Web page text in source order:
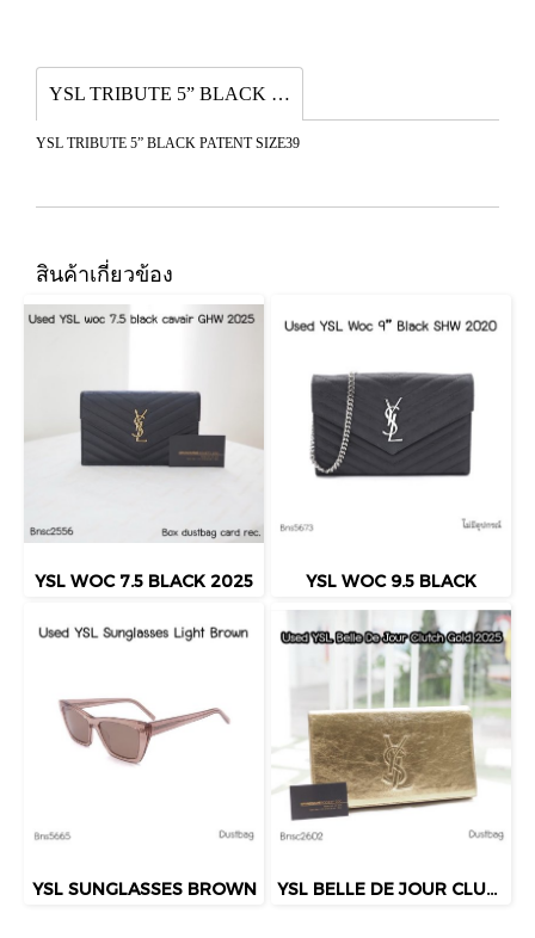
YSL TRIBUTE 5” BLACK PATENT SIZE39
YSL TRIBUTE 5” BLACK PATENT SIZE39
สินค้าเกี่ยวข้อง
YSL WOC 7.5 BLACK 2025 YSL WOC 9.5 BLACK
YSL SUNGLASSES BROWN YSL BELLE DE JOUR CLUTCH GOLD 2015